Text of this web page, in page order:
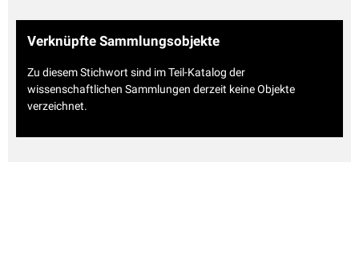
Verknüpfte Sammlungsobjekte
Zu diesem Stichwort sind im Teil-Katalog der
wissenschaftlichen Sammlungen derzeit keine Objekte
verzeichnet.